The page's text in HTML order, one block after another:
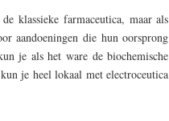
klassieke farmaceutica, maar als
aandoeningen die hun oorsprong
je als het ware de biochemische
je heel lokaal met electroceutica